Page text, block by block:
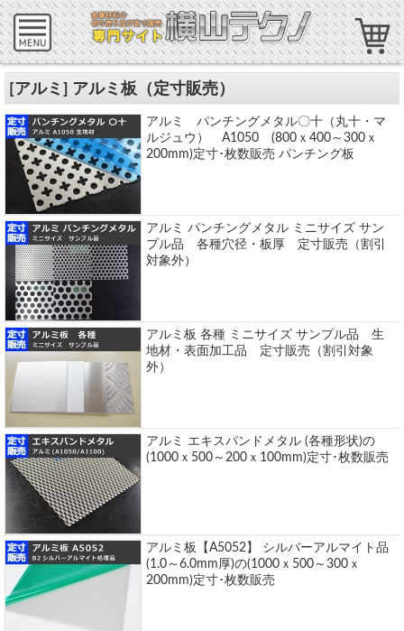
[アルミ] アルミ板（定寸販売）
アルミ パンチングメタル〇十（丸十・マ
ルジュウ） A1050 (800ｘ400～300ｘ
200mm)定寸･枚数販売 パンチング板
アルミ パンチングメタル ミニサイズ サン
プル品 各種穴径・板厚 定寸販売（割引
対象外）
アルミ板 各種 ミニサイズ サンプル品 生
地材・表面加工品 定寸販売（割引対象
外）
アルミ エキスパンドメタル (各種形状)の
(1000ｘ500～200ｘ100mm)定寸･枚数販売
アルミ板【A5052】 シルバーアルマイト品
(1.0～6.0mm厚)の(1000ｘ500～300ｘ
200mm)定寸･枚数販売